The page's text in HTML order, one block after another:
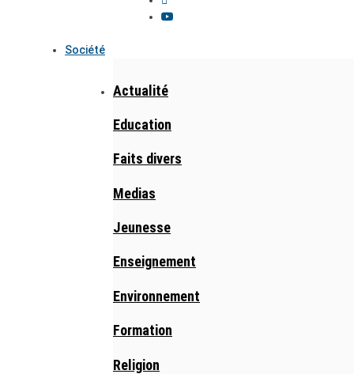
Société
Actualité
Education
Faits divers
Medias
Jeunesse
Enseignement
Environnement
Formation
Religion